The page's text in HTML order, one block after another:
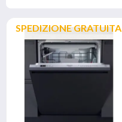
SPEDIZIONE GRATUITA